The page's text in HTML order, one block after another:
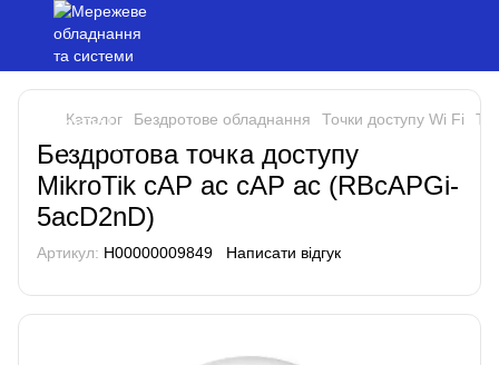
Каталог Бездротове обладнання Точки доступу Wi Fi
Бездротова точка доступу
MikroTik cAP ac cAP ac (RBcAPGi-
5acD2nD)
Артикул: H00000009849 Написати відгук